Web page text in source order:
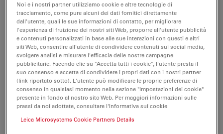
producing cells
Higuchi M, Yoshida S, Kanno N, Mitsuishi H, Ueharu H,
et. al.
Cell and Tissue Research
2017 pp: 1-16The effects for PM2.5 exposure on non-
small-cell lung cancer induced motility and
proliferation
Yang B, Chen D, Zhao H, Xiao C
SpringerPlus
2016 vol: 5 (1) pp: 2059Characterization of a pituitary-
Noi e i nostri partner utilizziamo cookie e altre tecnologie di
tracciamento, come pure alcuni dei dati fornitici direttamente
dall'utente, quali le sue informazioni di contatto, per migliorare
l'esperienza di fruizione dei nostri siti Web, proporre all'utente pubblicità
e contenuti personalizzati in base alle sue interazioni con questi e altri
siti Web, consentire all'utente di condividere contenuti sui social media,
svolgere analisi e misurare l'efficacia delle nostre campagne
pubblicitarie. Facendo clic su "Accetta tutti i cookie", l'utente presta il
suo consenso e accetta di condividere i propri dati con i nostri partner
(link riportato sotto). L'utente può modificare le proprie preferenze di
consenso in qualsiasi momento nella sezione "Impostazioni dei cookie"
presente in fondo al nostro sito Web. Per maggiori informazioni sulle
prassi da noi adottate, consultare l'Informativa sui cookie
Leica Microsystems Cookie Partners Details